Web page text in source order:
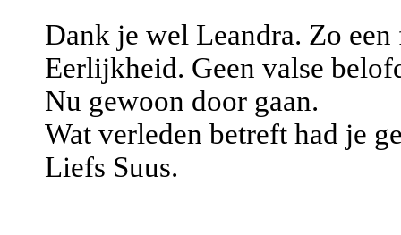
Dank je wel Leandra. Zo
Eerlijkheid. Geen valse
Nu gewoon door gaan.
Wat verleden betreft had je
Liefs Suus.